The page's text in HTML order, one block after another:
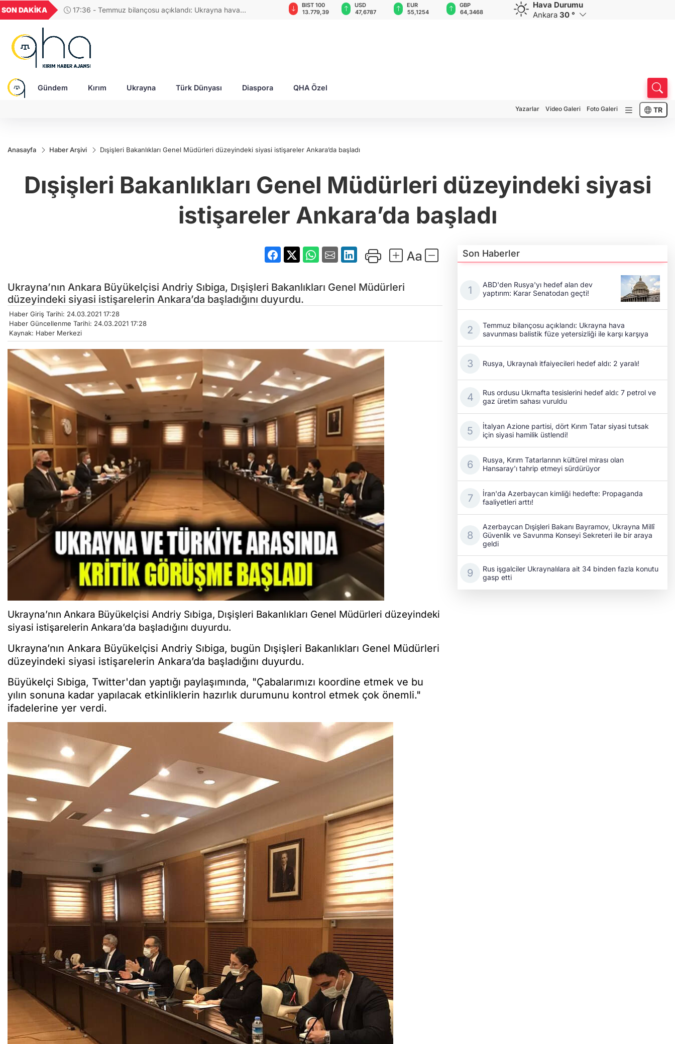
SON DAKİKA
17:36 - Temmuz bilançosu açıklandı: Ukrayna hava
GEL
18,2677
16,3788
27,9743
0,0018
BIST 100
13.779,39
USD
47,6787
EUR
55,1254
GBP
64,3468
CHF
59,0083
CAD
34,1883
Hava Durumu
Ankara 30 °
Gündem Kırım Ukrayna Türk Dünyası Diaspora QHA Özel
Yazarlar Video Galeri Foto Galeri TR
Anasayfa Haber Arşivi Dışişleri Bakanlıkları Genel Müdürleri düzeyindeki siyasi istişareler Ankara’da başladı
Dışişleri Bakanlıkları Genel Müdürleri düzeyindeki siyasi
istişareler Ankara’da başladı
Ukrayna’nın Ankara Büyükelçisi Andriy Sıbiga, Dışişleri Bakanlıkları Genel Müdürleri
düzeyindeki siyasi istişarelerin Ankara’da başladığını duyurdu.
Haber Giriş Tarihi: 24.03.2021 17:28
Haber Güncellenme Tarihi: 24.03.2021 17:28
Kaynak: Haber Merkezi
Ukrayna’nın Ankara Büyükelçisi Andriy Sıbiga, Dışişleri Bakanlıkları Genel Müdürleri düzeyindeki
siyasi istişarelerin Ankara’da başladığını duyurdu.
Ukrayna’nın Ankara Büyükelçisi Andriy Sıbiga, bugün Dışişleri Bakanlıkları Genel Müdürleri
düzeyindeki siyasi istişarelerin Ankara’da başladığını duyurdu.
Büyükelçi Sıbiga, Twitter'dan yaptığı paylaşımında, "Çabalarımızı koordine etmek ve bu
yılın sonuna kadar yapılacak etkinliklerin hazırlık durumunu kontrol etmek çok önemli."
ifadelerine yer verdi.
Son Haberler
ABD'den Rusya'yı hedef alan dev
yaptırım: Karar Senatodan geçti!
Temmuz bilançosu açıklandı: Ukrayna hava
savunması balistik füze yetersizliği ile karşı karşıya
Rusya, Ukraynalı itfaiyecileri hedef aldı: 2 yaralı!
Rus ordusu Ukrnafta tesislerini hedef aldı: 7 petrol ve
gaz üretim sahası vuruldu
İtalyan Azione partisi, dört Kırım Tatar siyasi tutsak
için siyasi hamilik üstlendi!
Rusya, Kırım Tatarlarının kültürel mirası olan
Hansaray'ı tahrip etmeyi sürdürüyor
İran'da Azerbaycan kimliği hedefte: Propaganda
faaliyetleri arttı!
Azerbaycan Dışişleri Bakanı Bayramov, Ukrayna Millî
Güvenlik ve Savunma Konseyi Sekreteri ile bir araya
geldi
Rus işgalciler Ukraynalılara ait 34 binden fazla konutu
gasp etti